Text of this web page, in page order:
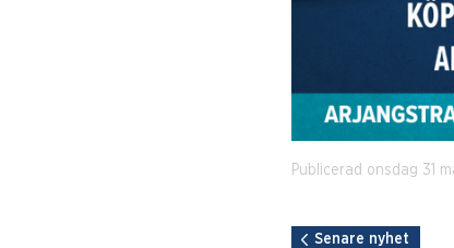
Publicerad onsdag 31
Senare nyhet